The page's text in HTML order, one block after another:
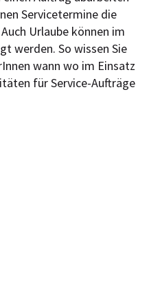
Servicetermine die
Urlaube können im
werden. So wissen Sie
wann wo im Einsatz
für Service-Aufträge